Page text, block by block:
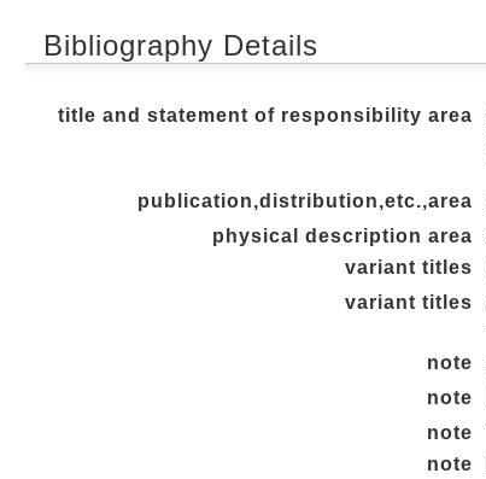
Bibliography Details
title and statement of responsibility area
publication,distribution,etc.,area
physical description area
variant titles
variant titles
note
note
note
note